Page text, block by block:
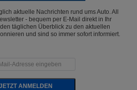
aktuelle Nachrichten rund ums Auto. All
- bequem per E-Mail direkt in Ihr
täglichen Überblick zu den aktuellen
und sind so immer sofort informiert.
ANMELDEN